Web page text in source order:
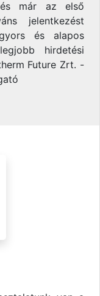
és már az első
jelentkezést
és alapos
hirdetési
Future Zrt. -